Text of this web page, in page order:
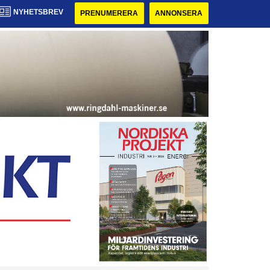
NYHETSBREV PRENUMERERA ANNONSERA